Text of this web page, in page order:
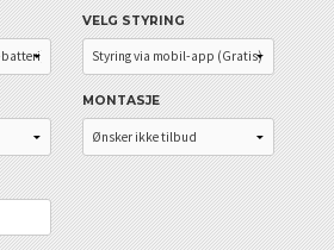
VELG STYRING
MONTASJE